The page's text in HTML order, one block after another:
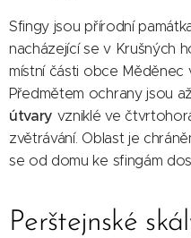
Sfingy jsou přírodní
nacházející se v Krušných
místní části obce Měděnec
Předmětem ochrany jsou až
útvary vzniklé ve
zvětrávání. Oblast je
se od domu ke sfingám
Perštejnské